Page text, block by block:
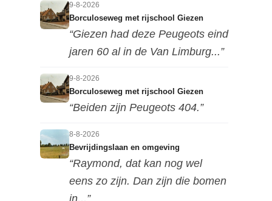
9-8-2026
Borculoseweg met rijschool Giezen
“Giezen had deze Peugeots eind
jaren 60 al in de Van Limburg...”
9-8-2026
Borculoseweg met rijschool Giezen
“Beiden zijn Peugeots 404.”
8-8-2026
Bevrijdingslaan en omgeving
“Raymond, dat kan nog wel
eens zo zijn. Dan zijn die bomen